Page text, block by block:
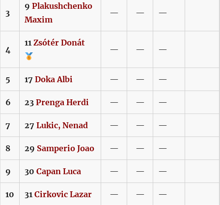
3
9 Plakushchenko
Maxim
— — —
4
11 Zsótér Donát
— — —
5 17 Doka Albi — — —
6 23 Prenga Herdi — — —
7 27 Lukic, Nenad — — —
8 29 Samperio Joao — — —
9 30 Capan Luca — — —
10 31 Cirkovic Lazar — — —